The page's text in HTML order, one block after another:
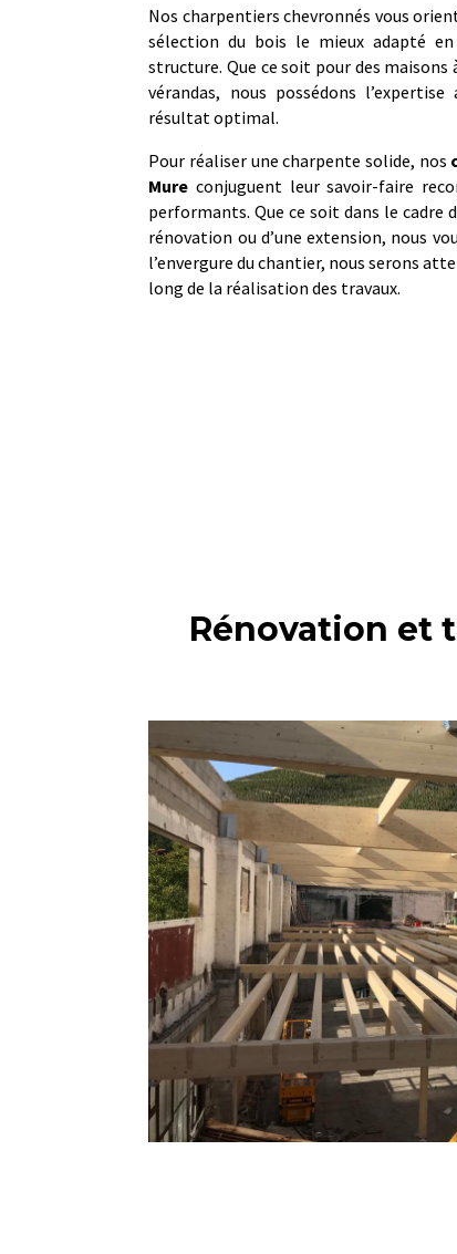
Nos charpentiers chevronnés vous
sélection du bois le mieux adapté
structure. Que ce soit pour des maisons
vérandas, nous possédons
résultat optimal.
Pour réaliser une charpente solide, nos
Mure conjuguent leur savoir-faire
performants. Que ce soit dans le cadre
rénovation ou d’une extension, nous
l’envergure du chantier, nous serons
long de la réalisation des travaux.
Rénovation et